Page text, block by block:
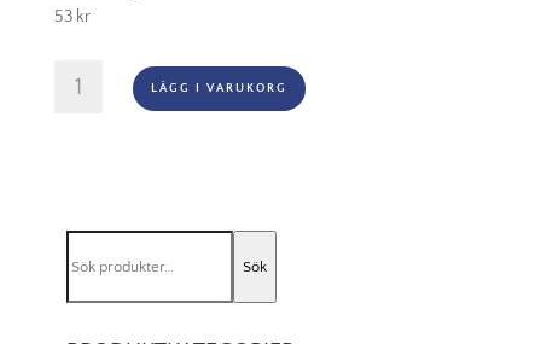
53 kr
Black
mängd
LÄGG I VARUKORG
efter:
Sök